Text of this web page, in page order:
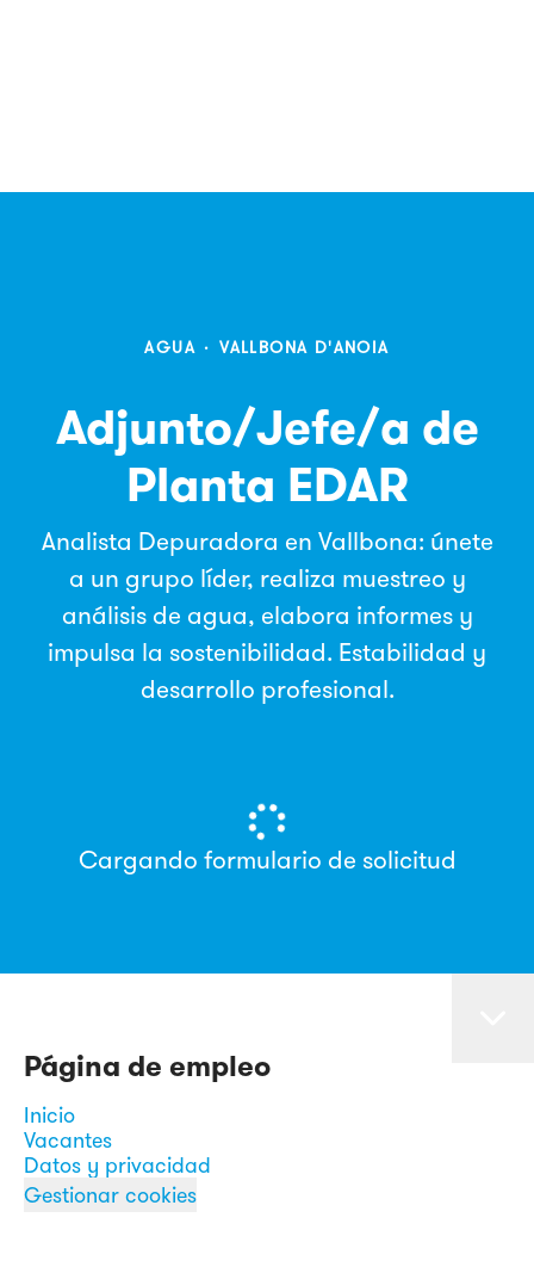
AGUA · VALLBONA D'ANOIA
Adjunto/Jefe/a de
Planta EDAR
Analista Depuradora en Vallbona: únete
a un grupo líder, realiza muestreo y
análisis de agua, elabora informes y
impulsa la sostenibilidad. Estabilidad y
desarrollo profesional.
Cargando formulario de solicitud
Página de empleo
Inicio
Vacantes
Datos y privacidad
Gestionar cookies